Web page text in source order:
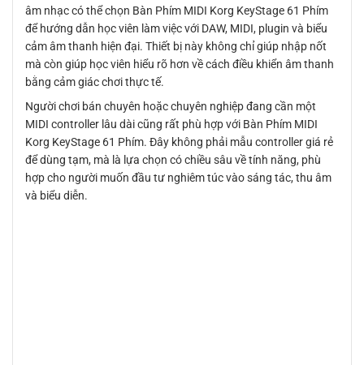
âm nhạc có thể chọn Bàn Phím MIDI Korg KeyStage 61 Phím
để hướng dẫn học viên làm việc với DAW, MIDI, plugin và biểu
cảm âm thanh hiện đại. Thiết bị này không chỉ giúp nhập nốt
mà còn giúp học viên hiểu rõ hơn về cách điều khiển âm thanh
bằng cảm giác chơi thực tế.
Người chơi bán chuyên hoặc chuyên nghiệp đang cần một
MIDI controller lâu dài cũng rất phù hợp với Bàn Phím MIDI
Korg KeyStage 61 Phím. Đây không phải mẫu controller giá rẻ
để dùng tạm, mà là lựa chọn có chiều sâu về tính năng, phù
hợp cho người muốn đầu tư nghiêm túc vào sáng tác, thu âm
và biểu diễn.